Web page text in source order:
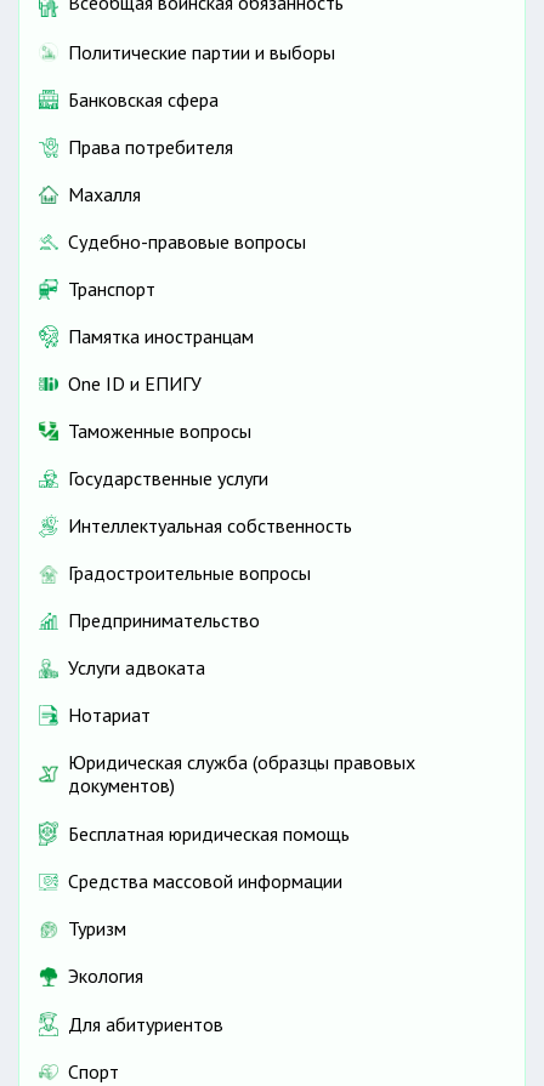
Политические партии и выборы
Банковская сфера
Права потребителя
Махалля
Судебно-правовые вопросы
Транспорт
Памятка иностранцам
One ID и ЕПИГУ
Таможенные вопросы
Государственные услуги
Интеллектуальная собственность
Градостроительные вопросы
Предпринимательство
Услуги адвоката
Нотариат
Юридическая служба (образцы правовых
документов)
Бесплатная юридическая помощь
Средства массовой информации
Туризм
Экология
Для абитуриентов
Спорт